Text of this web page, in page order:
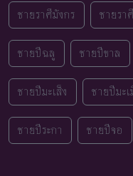
ชายราศีมังกร ชายรา
ชายปีฉลู ชายปีขาล
ชายปีมะเส็ง ชายปีมะ
ชายปีระกา ชายปีจอ